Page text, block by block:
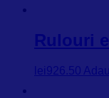
Rulouri
lei926.50